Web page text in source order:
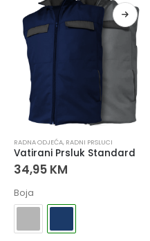
UGOSTITELJSTVO
RADNA ODJEĆA, RADNI PRSLUCI
Vatirani Prsluk Standard
34,95 KM
Boja